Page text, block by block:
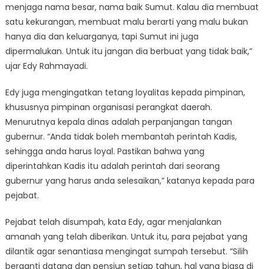
menjaga nama besar, nama baik Sumut. Kalau dia membuat
satu kekurangan, membuat malu berarti yang malu bukan
hanya dia dan keluarganya, tapi Sumut ini juga
dipermalukan. Untuk itu jangan dia berbuat yang tidak baik,”
ujar Edy Rahmayadi.
Edy juga mengingatkan tetang loyalitas kepada pimpinan,
khususnya pimpinan organisasi perangkat daerah.
Menurutnya kepala dinas adalah perpanjangan tangan
gubernur. “Anda tidak boleh membantah perintah Kadis,
sehingga anda harus loyal. Pastikan bahwa yang
diperintahkan Kadis itu adalah perintah dari seorang
gubernur yang harus anda selesaikan,” katanya kepada para
pejabat.
Pejabat telah disumpah, kata Edy, agar menjalankan
amanah yang telah diberikan. Untuk itu, para pejabat yang
dilantik agar senantiasa mengingat sumpah tersebut. “Silih
berganti datang dan pensiun setiap tahun, hal yang biasa di